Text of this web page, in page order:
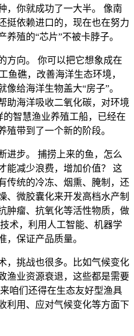
，你就成功了一大半。 像南
挺依赖进口的，现在也在努力
殖的“芯片”不被卡脖子。
方向。 你可以把它想象成在
鱼礁，改善海洋生态环境，
给海洋生物盖大“房子”。
助海洋吸收二氧化碳，对环境
智慧渔业养殖工船，已经在
殖带到了一个新的阶段。
进步。 捕捞上来的鱼，怎么
能减少浪费，增加价值？ 这
传统的冷冻、烟熏、腌制，还
、微胶囊化来开发高档水产制
肿瘤、抗氧化等活性物质，做
术，利用人工智能、机器学
，保证产品质量。
，挑战也很多。比如气候变化
渔业资源衰退，这些都是需要
咱们还得在生态友好型渔具
利用、应对气候变化等方面下